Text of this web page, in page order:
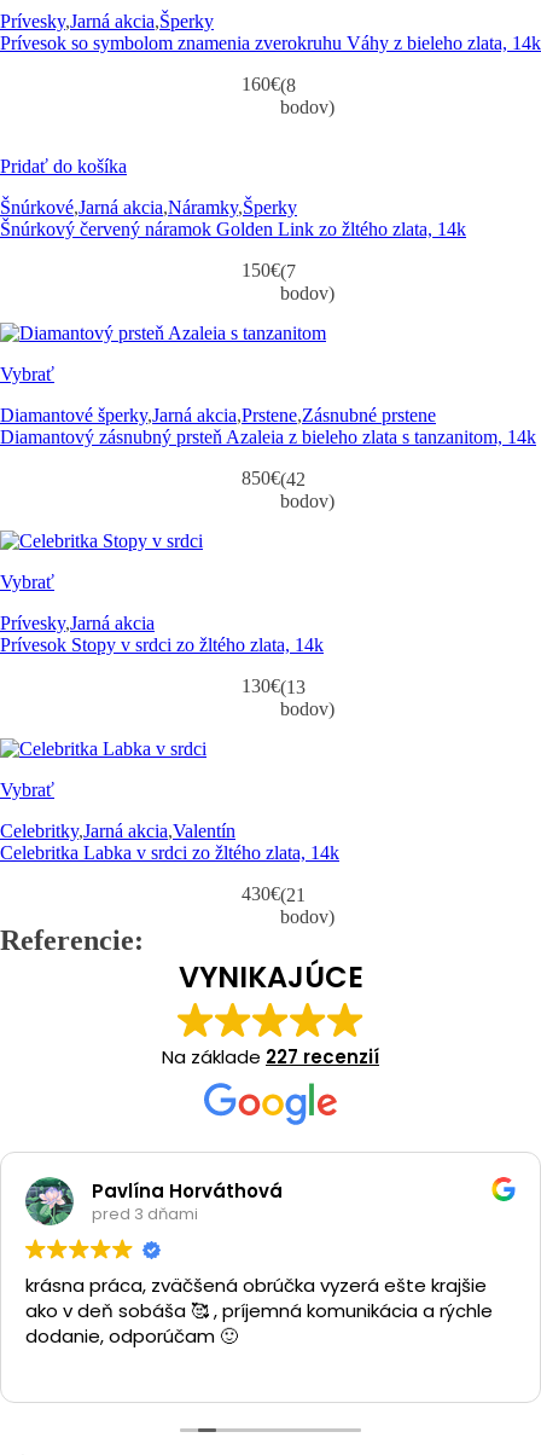
Prívesky,Jarná akcia,Šperky
Prívesok so symbolom znamenia zverokruhu Váhy z bieleho zlata, 14k
160€(8
bodov)
Pridať do košíka
Šnúrkové,Jarná akcia,Náramky,Šperky
Šnúrkový červený náramok Golden Link zo žltého zlata, 14k
150€(7
bodov)
Vybrať
Diamantové šperky,Jarná akcia,Prstene,Zásnubné prstene
Diamantový zásnubný prsteň Azaleia z bieleho zlata s tanzanitom, 14k
850€(42
bodov)
Vybrať
Prívesky,Jarná akcia
Prívesok Stopy v srdci zo žltého zlata, 14k
130€(13
bodov)
Vybrať
Celebritky,Jarná akcia,Valentín
Celebritka Labka v srdci zo žltého zlata, 14k
430€(21
bodov)
Referencie:
VYNIKAJÚCE
Na základe 227 recenzií
Pavlína Horváthová
pred 3 dňami
krásna práca, zväčšená obrúčka vyzerá ešte krajšie
ako v deň sobáša 🥰 , príjemná komunikácia a rýchle
dodanie, odporúčam 🙂